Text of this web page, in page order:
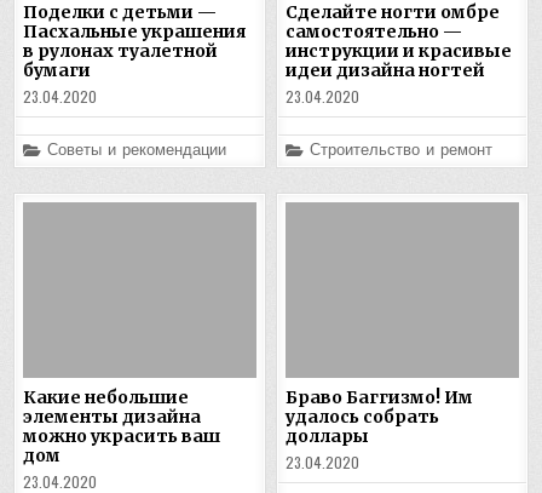
Поделки с детьми —
Пасхальные украшения
в рулонах туалетной
бумаги
23.04.2020
Posted
in
Советы и рекомендации
Сделайте ногти омбре
самостоятельно —
инструкции и красивые
идеи дизайна ногтей
23.04.2020
Posted
in
Строительство и ремонт
Какие небольшие
элементы дизайна
можно украсить ваш
дом
23.04.2020
Браво Баггизмо! Им
удалось собрать
доллары
23.04.2020